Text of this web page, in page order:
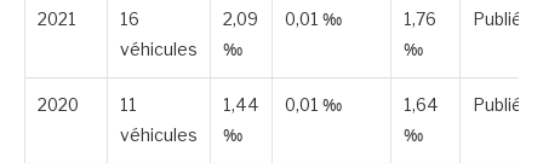
2021
16
véhicules
2,09
‰
0,01 ‰
1,76
‰
Publiée
2020
11
véhicules
1,44
‰
0,01 ‰
1,64
‰
Publiée